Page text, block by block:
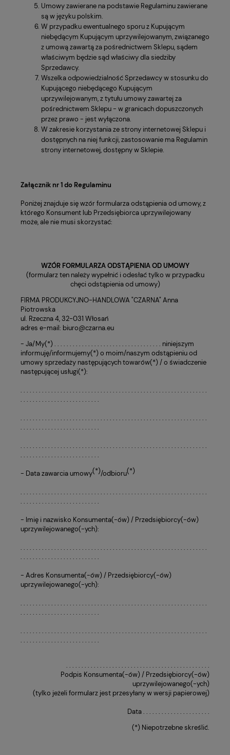
Umowy zawierane na podstawie Regulaminu zawierane
są w języku polskim.
W przypadku ewentualnego sporu z Kupującym
niebędącym Kupującym uprzywilejowanym, związanego
z umową zawartą za pośrednictwem Sklepu, sądem
właściwym będzie sąd właściwy dla siedziby
Sprzedawcy.
Wszelka odpowiedzialność Sprzedawcy w stosunku do
Kupującego niebędącego Kupującym
uprzywilejowanym, z tytułu umowy zawartej za
pośrednictwem Sklepu - w granicach dopuszczonych
przez prawo - jest wyłączona.
W zakresie korzystania ze strony internetowej Sklepu i
dostępnych na niej funkcji, zastosowanie ma Regulamin
strony internetowej, dostępny w Sklepie.
Załącznik nr 1 do Regulaminu
Poniżej znajduje się wzór formularza odstąpienia od umowy, z
którego Konsument lub Przedsiębiorca uprzywilejowany
może, ale nie musi skorzystać:
WZÓR FORMULARZA ODSTĄPIENIA OD UMOWY
(formularz ten należy wypełnić i odesłać tylko w przypadku
chęci odstąpienia od umowy)
FIRMA PRODUKCYJNO-HANDLOWA "CZARNA" Anna
Piotrowska
ul. Rzeczna 4, 32-031 Włosań
adres e-mail: biuro@czarna.eu
- Ja/My(*) . . . . . . . . . . . . . . . . . . . . . . . . . . . . . . . . . . . niniejszym
informuję/informujemy(*) o moim/naszym odstąpieniu od
umowy sprzedaży następujących towarów(*) / o świadczenie
następującej usługi(*):
. . . . . . . . . . . . . . . . . . . . . . . . . . . . . . . . . . . . . . . . . . . . . . . . . . . . . . . . . . . . .
. . . . . . . . . . . . . . . . . . . . . . . . . .
. . . . . . . . . . . . . . . . . . . . . . . . . . . . . . . . . . . . . . . . . . . . . . . . . . . . . . . . . . . . .
. . . . . . . . . . . . . . . . . . . . . . . . . .
. . . . . . . . . . . . . . . . . . . . . . . . . . . . . . . . . . . . . . . . . . . . . . . . . . . . . . . . . . . . .
. . . . . . . . . . . . . . . . . . . . . . . . . .
- Data zawarcia umowy(*)/odbioru(*)
. . . . . . . . . . . . . . . . . . . . . . . . . . . . . . . . . . . . . . . . . . . . . . . . . . . . . . . . . . . . .
. . . . . . . . . . . . . . . . . . . . . . . . . .
- Imię i nazwisko Konsumenta(-ów) / Przedsiębiorcy(-ów)
uprzywilejowanego(-ych):
. . . . . . . . . . . . . . . . . . . . . . . . . . . . . . . . . . . . . . . . . . . . . . . . . . . . . . . . . . . . .
. . . . . . . . . . . . . . . . . . . . . . . . . .
- Adres Konsumenta(-ów) / Przedsiębiorcy(-ów)
uprzywilejowanego(-ych):
. . . . . . . . . . . . . . . . . . . . . . . . . . . . . . . . . . . . . . . . . . . . . . . . . . . . . . . . . . . . .
. . . . . . . . . . . . . . . . . . . . . . . . . .
. . . . . . . . . . . . . . . . . . . . . . . . . . . . . . . . . . . . . . . . . . . . . . . . . . . . . . . . . . . . .
. . . . . . . . . . . . . . . . . . . . . . . . . .
. . . . . . . . . . . . . . . . . . . . . . . . . . . . . . . . . . . . . . . . . . . . . . .
Podpis Konsumenta(-ów) / Przedsiębiorcy(-ów)
uprzywilejowanego(-ych)
(tylko jeżeli formularz jest przesyłany w wersji papierowej)
Data . . . . . . . . . . . . . . . . . . . . . .
(*) Niepotrzebne skreślić.